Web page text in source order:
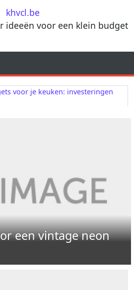
khvcl.be
ideeën voor een klein budget
voor je keuken: investeringen
een vintage neon